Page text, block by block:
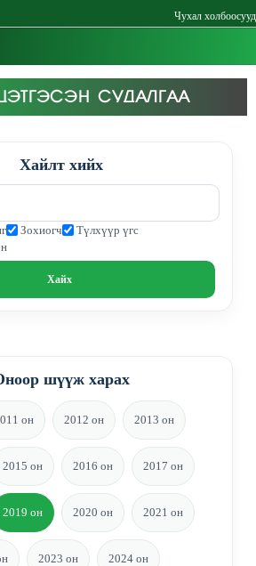
Чухал холбоосууд
СУДАЛГАА
Хайлт хийх
Зохиогч
Түлхүүр үгс
шүүж харах
он 2012 он 2013 он
2015 он 2016 он 2017 он
2019 он 2020 он 2021 он
2023 он 2024 он